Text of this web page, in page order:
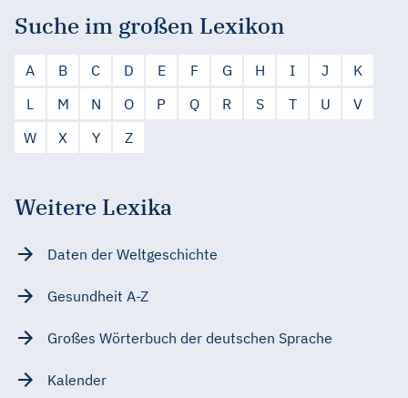
Suche im großen Lexikon
A B C D E F G H I J
K
L
M N O P Q R S T U
V
W
X Y Z
Weitere Lexika
Daten der Weltgeschichte
Gesundheit A-Z
Großes Wörterbuch der deutschen Sprache
Kalender